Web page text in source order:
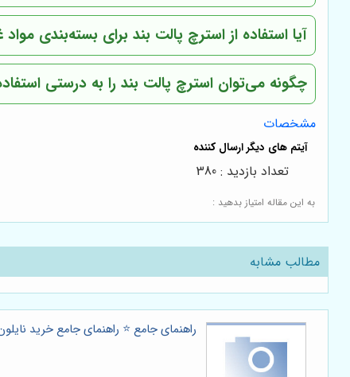
آیا استفاده از استرچ پالت بند برای بسته‌بندی
چگونه می‌توان استرچ پالت بند را به درستی
مشخصات
به این مقاله امتیاز بدهید :
تعداد بازدید : 380
مطالب مشابه
راهنمای جامع ⭐️ راهنمای جامع خرید